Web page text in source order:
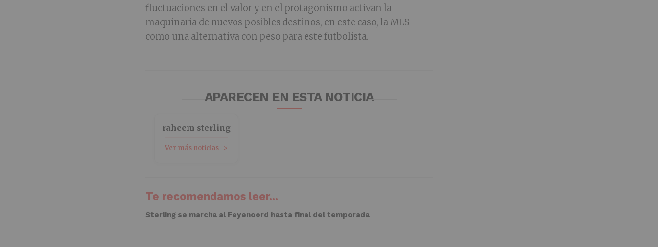
fluctuaciones en el valor y en el protagonismo activan la
maquinaria de nuevos posibles destinos, en este caso, la MLS
como una alternativa con peso para este futbolista.
APARECEN EN ESTA NOTICIA
raheem sterling
Ver más noticias ->
Te recomendamos leer...
Sterling se marcha al Feyenoord hasta final del temporada